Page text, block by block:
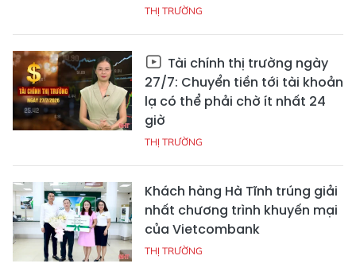
THỊ TRƯỜNG
Tài chính thị trường ngày
27/7: Chuyển tiền tới tài khoản
lạ có thể phải chờ ít nhất 24
giờ
THỊ TRƯỜNG
Khách hàng Hà Tĩnh trúng giải
nhất chương trình khuyến mại
của Vietcombank
THỊ TRƯỜNG